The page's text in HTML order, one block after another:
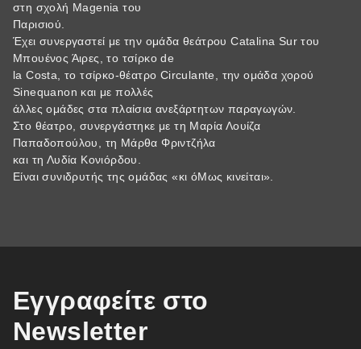
στη σχολή Magenia του
Παρισιού.
Έχει συνεργαστεί με την ομάδα θεάτρου Catalina Sur του
Μπουένος Άιρες, το τσίρκο de
la Costa, το τσίρκο-θέατρο Circulante, την ομάδα χορού
Sinequanon και με πολλές
άλλες ομάδες στα πλαίσια ανεξάρτητων παραγωγών.
Στο θέατρο, συνεργάστηκε με τη Μαρία Λουίζα
Παπαδοπούλου, τη Μάρθα Φριντζήλα
και τη Λυδία Κονιόρδου.
Είναι συνιδρυτής της ομάδας «κι όΜως κινείται».
Εγγραφείτε στο
Newsletter